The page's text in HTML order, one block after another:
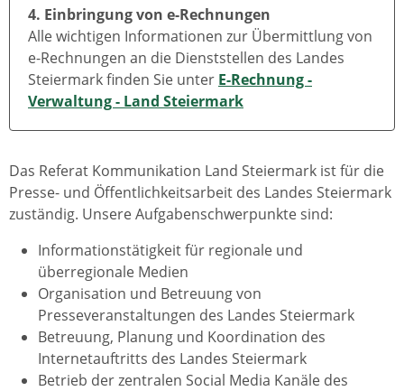
4. Einbringung von e-Rechnungen
Alle wichtigen Informationen zur Übermittlung von
e-Rechnungen an die Dienststellen des Landes
Steiermark finden Sie unter E-Rechnung -
Verwaltung - Land Steiermark
Das Referat Kommunikation Land Steiermark ist für die
Presse- und Öffentlichkeitsarbeit des Landes Steiermark
zuständig. Unsere Aufgabenschwerpunkte sind:
Informationstätigkeit für regionale und
überregionale Medien
Organisation und Betreuung von
Presseveranstaltungen des Landes Steiermark
Betreuung, Planung und Koordination des
Internetauftritts des Landes Steiermark
Betrieb der zentralen Social Media Kanäle des